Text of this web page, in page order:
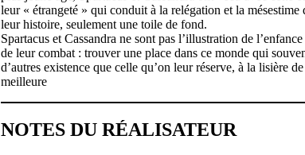
leur « étrangeté » qui conduit à la relégation et la
leur histoire, seulement une toile de fond.
Spartacus et Cassandra ne sont pas l’illustration de
de leur combat : trouver une place dans ce monde qui
d’autres existence que celle qu’on leur réserve, à la lisière
meilleure
NOTES DU RÉALISATEUR